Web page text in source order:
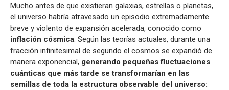
Mucho antes de que existieran galaxias, estrellas o planetas,
el universo habría atravesado un episodio extremadamente
breve y violento de expansión acelerada, conocido como
inflación cósmica. Según las teorías actuales, durante una
fracción infinitesimal de segundo el cosmos se expandió de
manera exponencial, generando pequeñas fluctuaciones
cuánticas que más tarde se transformarían en las
semillas de toda la estructura observable del universo: